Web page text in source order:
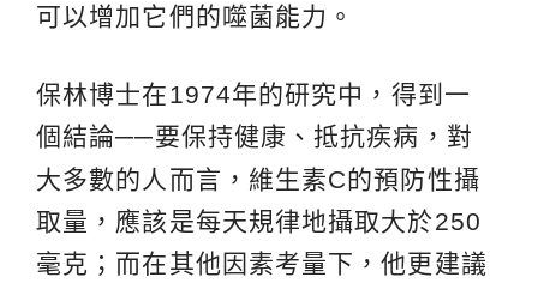
可以增加它們的噬菌能力。
保林博士在1974年的研究中，得到一
個結論──要保持健康、抵抗疾病，對
大多數的人而言，維生素C的預防性攝
取量，應該是每天規律地攝取大於250
毫克；而在其他因素考量下，他更建議